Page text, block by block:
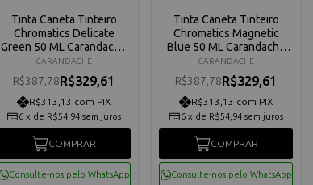
Tinta Caneta Tinteiro
Chromatics Delicate
Green 50 ML Carandache
8011221
CARANDACHE
R$387,78R$329,61
R$313,13 com PIX
6 x de R$54,94 sem juros
COMPRAR
Consulte-nos pelo WhatsApp
Tinta Caneta Tinteiro
Chromatics Magnetic
Blue 50 ML Carandache
8011149
CARANDACHE
R$387,78R$329,61
R$313,13 com PIX
6 x de R$54,94 sem juros
COMPRAR
Consulte-nos pelo WhatsApp